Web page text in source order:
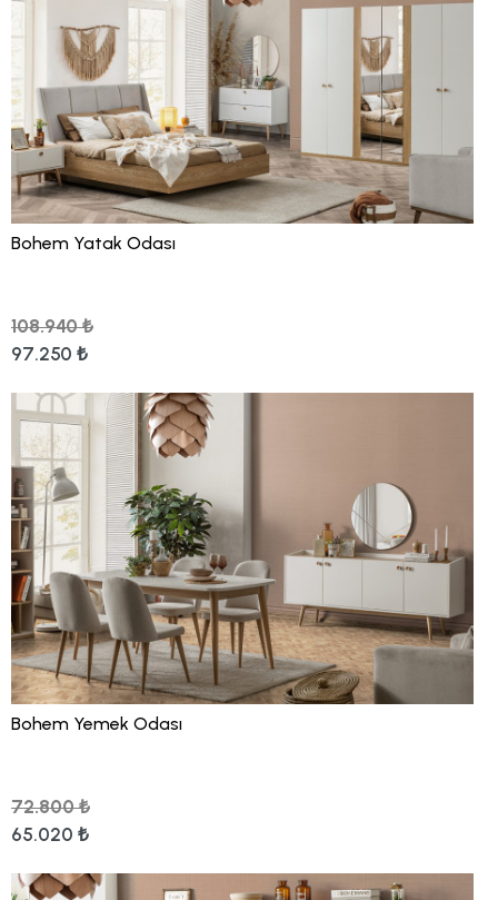
Bohem Yatak Odası
108.940 ₺
97.250 ₺
Bohem Yemek Odası
72.800 ₺
65.020 ₺